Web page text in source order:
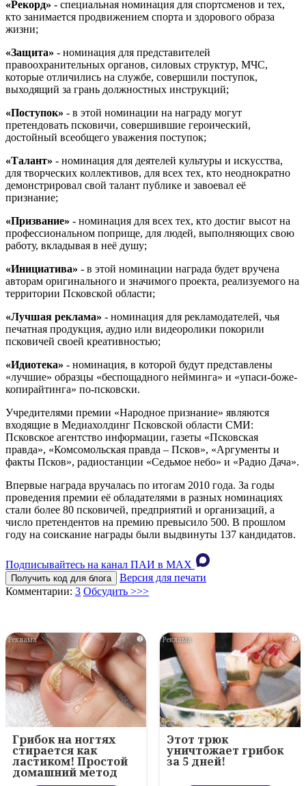
«Рекорд» - специальная номинация для спортсменов и тех,
кто занимается продвижением спорта и здорового образа
жизни;
«Защита» - номинация для представителей
правоохранительных органов, силовых структур, МЧС,
которые отличились на службе, совершили поступок,
выходящий за грань должностных инструкций;
«Поступок» - в этой номинации на награду могут
претендовать псковичи, совершившие героический,
достойный всеобщего уважения поступок;
«Талант» - номинация для деятелей культуры и искусства,
для творческих коллективов, для всех тех, кто неоднократно
демонстрировал свой талант публике и завоевал её
признание;
«Призвание» - номинация для всех тех, кто достиг высот на
профессиональном поприще, для людей, выполняющих свою
работу, вкладывая в неё душу;
«Инициатива» - в этой номинации награда будет вручена
авторам оригинального и значимого проекта, реализуемого на
территории Псковской области;
«Лучшая реклама» - номинация для рекламодателей, чья
печатная продукция, аудио или видеоролики покорили
псковичей своей креативностью;
«Идиотека» - номинация, в которой будут представлены
«лучшие» образцы «беспощадного нейминга» и «упаси-боже-
копирайтинга» по-псковски.
Учредителями премии «Народное признание» являются
входящие в Медиахолдинг Псковской области СМИ:
Псковское агентство информации, газеты «Псковская
правда», «Комсомольская правда – Псков», «Аргументы и
факты Псков», радиостанции «Седьмое небо» и «Радио Дача».
Впервые награда вручалась по итогам 2010 года. За годы
проведения премии её обладателями в разных номинациях
стали более 80 псковичей, предприятий и организаций, а
число претендентов на премию превысило 500. В прошлом
году на соискание награды были выдвинуты 137 кандидатов.
Подписывайтесь на канал ПАИ в MAХ
Получить код для блога
Версия для печати
Комментарии: 3 Обсудить >>>
i
Грибок на ногтях
стирается как
ластиком! Простой
домашний метод
i
Этот трюк
уничтожает грибок
за 5 дней!